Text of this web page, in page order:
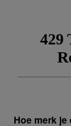
Hoe merk je